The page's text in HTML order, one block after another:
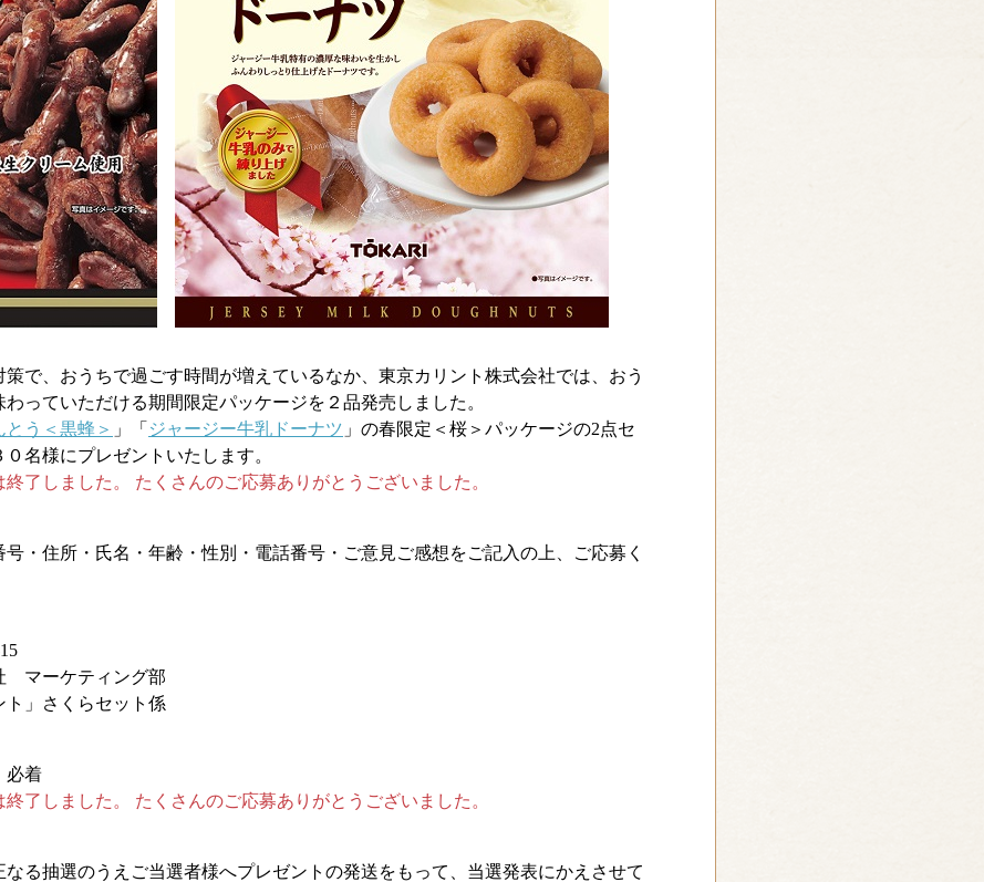
で、おうちで過ごす時間が増えているなか、東京カリント株式会社では、おう
っていただける期間限定パッケージを２品発売しました。
う＜黒蜂＞ 」「 ジャージー牛乳ドーナツ 」の春限定＜桜＞パッケージの2点セ
名様にプレゼントいたします。
了しました。 たくさんのご応募ありがとうございました。
・住所・氏名・年齢・性別・電話番号・ご意見ご感想をご記入の上、ご応募く
マーケティング部
ト」さくらセット係
必着
了しました。 たくさんのご応募ありがとうございました。
る抽選のうえご当選者様へプレゼントの発送をもって、当選発表にかえさせて